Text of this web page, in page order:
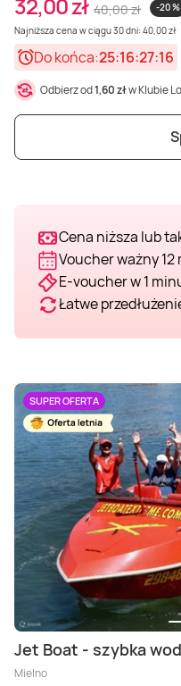
32,00 zł 40,00 zł
-20 %
Najniższa cena w ciągu 30 dni: 40,00 zł
Do końca:25:16:27:14
Odbierz od1,60 złw Klubie
Cena niższa lub
Voucher ważny
E-voucher w 1
Łatwe
SUPER OFERTA
Jet Boat - szybka
Mielno